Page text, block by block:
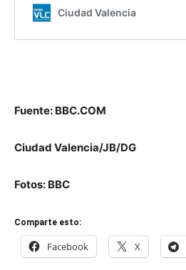
Fuente: BBC.COM
Ciudad Valencia/JB/DG
Fotos: BBC
Comparte esto:
Facebook X